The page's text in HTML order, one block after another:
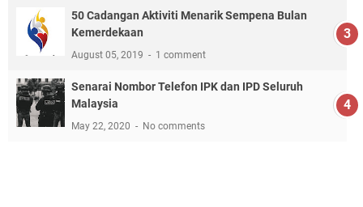
50 Cadangan Aktiviti Menarik Sempena Bulan
Kemerdekaan
August 05, 2019 1 comment
Senarai Nombor Telefon IPK dan IPD Seluruh
Malaysia
May 22, 2020 No comments